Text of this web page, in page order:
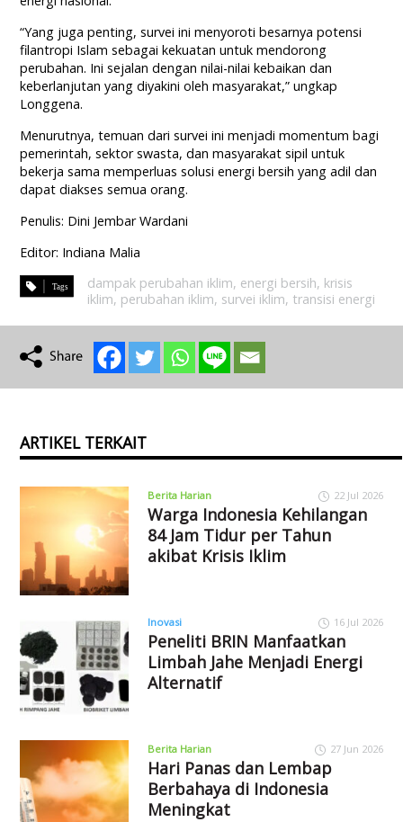
“Yang juga penting, survei ini menyoroti besarnya potensi
filantropi Islam sebagai kekuatan untuk mendorong
perubahan. Ini sejalan dengan nilai-nilai kebaikan dan
keberlanjutan yang diyakini oleh masyarakat,” ungkap
Longgena.
Menurutnya, temuan dari survei ini menjadi momentum bagi
pemerintah, sektor swasta, dan masyarakat sipil untuk
bekerja sama memperluas solusi energi bersih yang adil dan
dapat diakses semua orang.
Penulis: Dini Jembar Wardani
Editor: Indiana Malia
dampak perubahan iklim, energi bersih, krisis
iklim, perubahan iklim, survei iklim, transisi energi
ARTIKEL TERKAIT
Berita Harian 22 Jul 2026
Warga Indonesia Kehilangan
84 Jam Tidur per Tahun
akibat Krisis Iklim
Inovasi 16 Jul 2026
Peneliti BRIN Manfaatkan
Limbah Jahe Menjadi Energi
Alternatif
Berita Harian 27 Jun 2026
Hari Panas dan Lembap
Berbahaya di Indonesia
Meningkat